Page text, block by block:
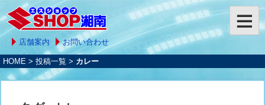
店舗案内 お問い合わせ
HOME > 投稿一覧 > カレー